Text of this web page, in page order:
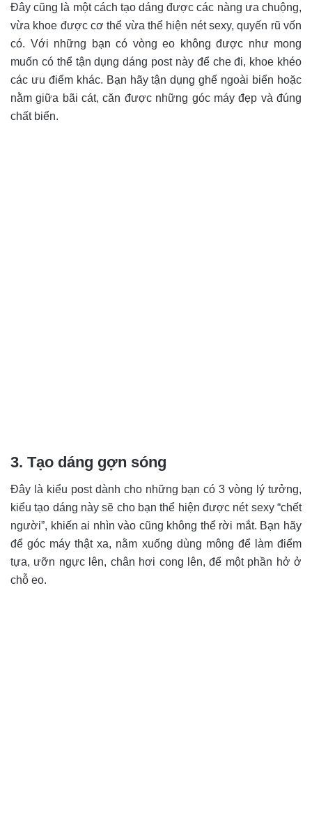
Đây cũng là một cách tạo dáng được các nàng ưa chuộng,
vừa khoe được cơ thể vừa thể hiện nét sexy, quyến rũ vốn
có. Với những bạn có vòng eo không được như mong
muốn có thể tận dụng dáng post này để che đi, khoe khéo
các ưu điểm khác. Bạn hãy tận dụng ghế ngoài biển hoặc
nằm giữa bãi cát, căn được những góc máy đẹp và đúng
chất biển.
3. Tạo dáng gợn sóng
Đây là kiểu post dành cho những bạn có 3 vòng lý tưởng,
kiểu tạo dáng này sẽ cho bạn thể hiện được nét sexy “chết
người”, khiến ai nhìn vào cũng không thể rời mắt. Bạn hãy
để góc máy thật xa, nằm xuống dùng mông để làm điểm
tựa, ưỡn ngực lên, chân hơi cong lên, để một phần hở ở
chỗ eo.